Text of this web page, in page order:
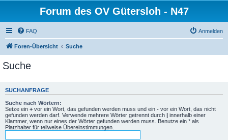
Forum des OV Gütersloh - N47
FAQ Anmelden
Foren-Übersicht Suche
Suche
SUCHANFRAGE
Suche nach Wörtern:
Setze ein + vor ein Wort, das gefunden werden muss und ein - vor ein Wort, das nicht
gefunden werden darf. Verwende mehrere Wörter getrennt durch | innerhalb einer
Klammer, wenn nur eines der Wörter gefunden werden muss. Benutze ein * als
Platzhalter für teilweise Übereinstimmungen.